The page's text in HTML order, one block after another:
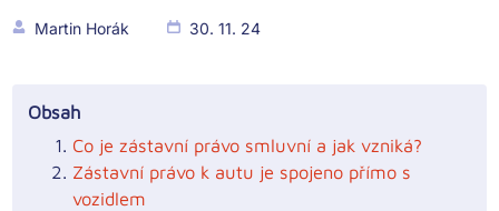
Martin Horák 30. 11. 24
Obsah
Co je zástavní právo smluvní a jak vzniká?
Zástavní právo k autu je spojeno přímo s
vozidlem